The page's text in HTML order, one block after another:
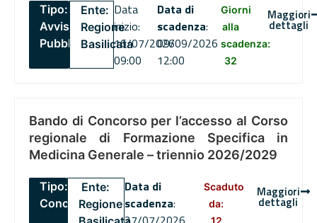
Tipo:
Avviso
Pubblico
Ente:
Regione
Basilicata
Data
inizio:
16/07/2026
09:00
Data di
scadenza:
09/09/2026
12:00
Giorni
alla
scadenza:
32
Maggiori
dettagli
Bando di Concorso per l’accesso al Corso
regionale di Formazione Specifica in
Medicina Generale – triennio 2026/2029
Tipo:
Concorsi
Ente:
Regione
Data di
scadenza:
Scaduto
da:
Maggiori
dettagli